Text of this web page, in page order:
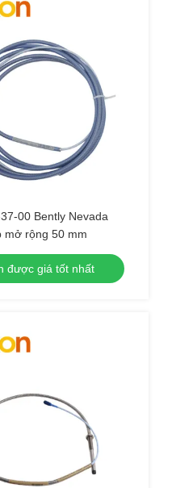
00 Bently Nevada
mở rộng 50 mm
được giá tốt nhất